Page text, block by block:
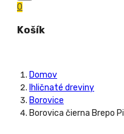
0
Košík
Domov
Ihličnaté dreviny
Borovice
Borovica čierna Brepo